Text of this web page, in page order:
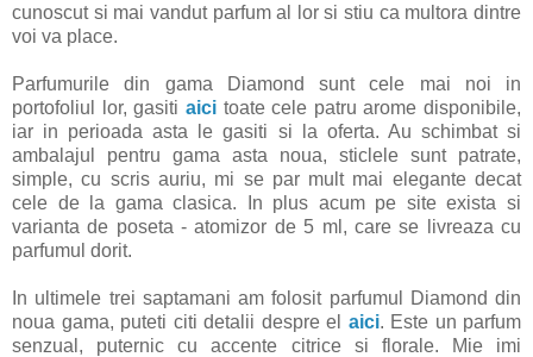
cunoscut si mai vandut parfum al lor si stiu ca multora dintre
voi va place.
Parfumurile din gama Diamond sunt cele mai noi in
portofoliul lor, gasiti aicitoate cele patru arome disponibile,
iar in perioada asta le gasiti si la oferta. Au schimbat si
ambalajul pentru gama asta noua, sticlele sunt patrate,
simple, cu scris auriu, mi se par mult mai elegante decat
cele de la gama clasica. In plus acum pe site exista si
varianta de poseta - atomizor de 5 ml, care se livreaza cu
parfumul dorit.
In ultimele trei saptamani am folosit parfumul Diamond din
noua gama, puteti citi detalii despre el aici. Este un parfum
senzual, puternic cu accente citrice si florale. Mie imi